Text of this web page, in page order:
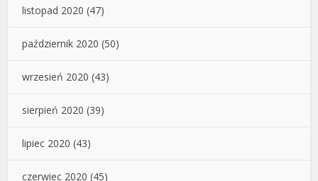
listopad 2020 (47)
październik 2020 (50)
wrzesień 2020 (43)
sierpień 2020 (39)
lipiec 2020 (43)
czerwiec 2020 (45)